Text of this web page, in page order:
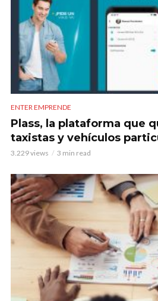
ENTER EMPRENDE
Plass, la plataforma que
taxistas y vehículos
3.229 views 3 min read